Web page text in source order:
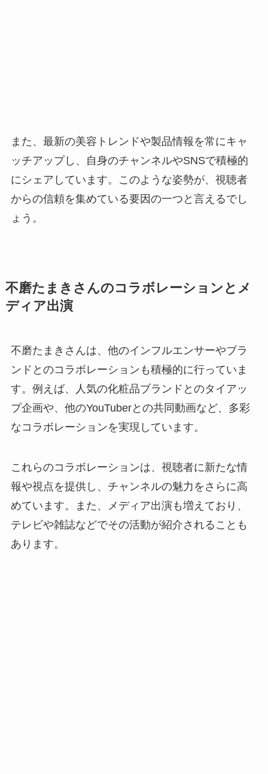
また、最新の美容トレンドや製品情報を常にキャ
ッチアップし、自身のチャンネルやSNSで積極的
にシェアしています。このような姿勢が、視聴者
からの信頼を集めている要因の一つと言えるでし
ょう。
不磨たまきさんのコラボレーションとメ
ディア出演
不磨たまきさんは、他のインフルエンサーやブラ
ンドとのコラボレーションも積極的に行っていま
す。例えば、人気の化粧品ブランドとのタイアッ
プ企画や、他のYouTuberとの共同動画など、多彩
なコラボレーションを実現しています。
これらのコラボレーションは、視聴者に新たな情
報や視点を提供し、チャンネルの魅力をさらに高
めています。また、メディア出演も増えており、
テレビや雑誌などでその活動が紹介されることも
あります。